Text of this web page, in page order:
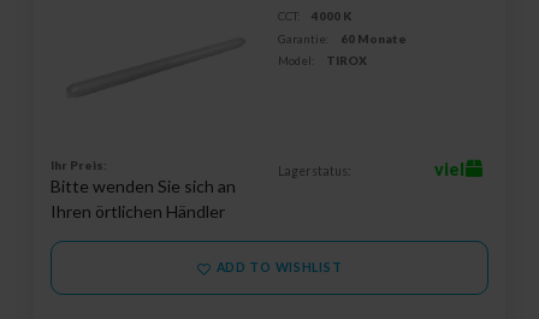
CCT:
4000 K
Garantie:
60 Monate
Model:
TIROX
Ihr Preis:
Bitte wenden Sie sich an
Ihren örtlichen Händler
Lagerstatus: viel
ADD TO WISHLIST